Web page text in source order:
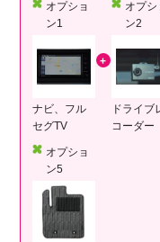
オプショ
ン1
ナビ、フル
セグTV
オプシ
ン2
ドライブ
コーダー
オプショ
ン5